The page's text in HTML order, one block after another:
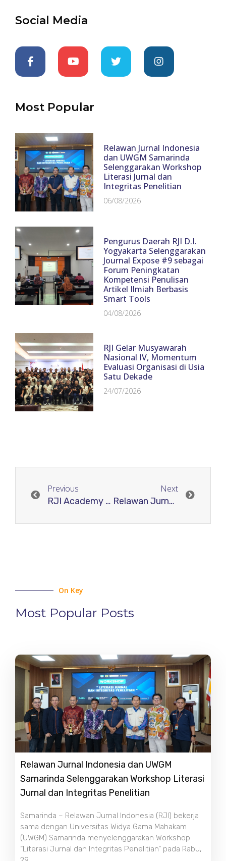
Social Media
Most Popular
Relawan Jurnal Indonesia
dan UWGM Samarinda
Selenggarakan Workshop
Literasi Jurnal dan
Integritas Penelitian
06/08/2026
Pengurus Daerah RJI D.I.
Yogyakarta Selenggarakan
Journal Expose #9 sebagai
Forum Peningkatan
Kompetensi Penulisan
Artikel Ilmiah Berbasis
Smart Tools
04/08/2026
RJI Gelar Musyawarah
Nasional IV, Momentum
Evaluasi Organisasi di Usia
Satu Dekade
24/07/2026
Previous
RJI Academy Selenggarakan Refreshment Uji Kompetensi Tata Kelola Jurnal Ilmiah secara Daring
Next
Relawan Jurnal Indonesia Selenggarakan Pendampingan Online PANJI 3: Perkuat Strategi Kolaborasi Global
On Key
Most Popular Posts
Relawan Jurnal Indonesia dan UWGM
Samarinda Selenggarakan Workshop Literasi
Jurnal dan Integritas Penelitian
Samarinda – Relawan Jurnal Indonesia (RJI) bekerja
sama dengan Universitas Widya Gama Mahakam
(UWGM) Samarinda menyelenggarakan Workshop
“Literasi Jurnal dan Integritas Penelitian” pada Rabu,